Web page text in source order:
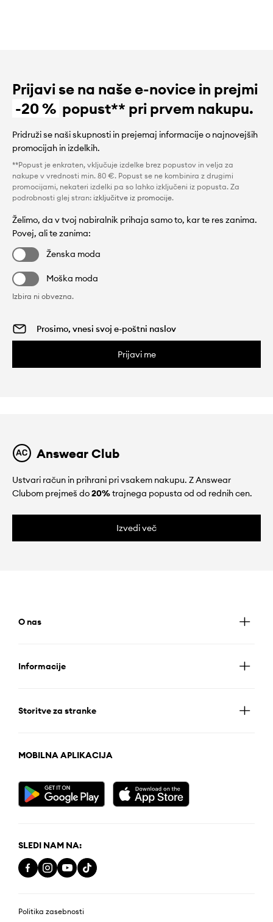
Prijavi se na naše e-novice in prejmi
-20 % popust** pri prvem nakupu.
Pridruži se naši skupnosti in prejemaj informacije o najnovejših
promocijah in izdelkih.
**Popust je enkraten, vključuje izdelke brez popustov in velja za
nakupe v vrednosti min. 80 €. Popust se ne kombinira z drugimi
promocijami, nekateri izdelki pa so lahko izključeni iz popusta. Za
podrobnosti glej stran: izključitve iz promocije.
Želimo, da v tvoj nabiralnik prihaja samo to, kar te res zanima.
Povej, ali te zanima:
Ženska moda
Moška moda
Izbira ni obvezna.
Prijavi me
Answear Club
Ustvari račun in prihrani pri vsakem nakupu. Z Answear
Clubom prejmeš do20%trajnega popusta od od rednih cen.
Izvedi več
O nas
Informacije
Storitve za stranke
MOBILNA APLIKACIJA
SLEDI NAM NA:
Politika zasebnosti